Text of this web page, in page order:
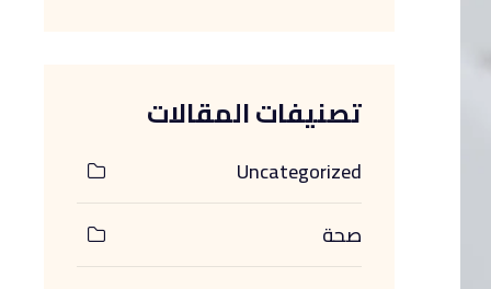
تصنيفات المقالات
Uncategorized
صحة